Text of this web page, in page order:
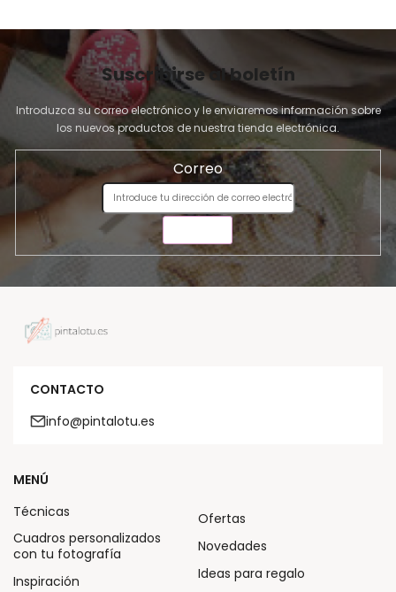
Suscribirse al boletín
Introduzca su correo electrónico y le enviaremos información sobre
los nuevos productos de nuestra tienda electrónica.
Correo
CONTACTO
info@pintalotu.es
MENÚ
Técnicas
Cuadros personalizados
con tu fotografía
Inspiración
Ofertas
Novedades
Ideas para regalo